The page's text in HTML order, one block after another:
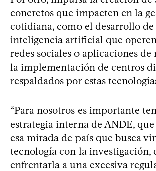
concretos que impacten en la
cotidiana, como el desarrollo de
inteligencia artificial que
redes sociales o aplicaciones de
la implementación de centros
respaldados por estas
“Para nosotros es importante
estrategia interna de ANDE,
esa mirada de país que busca
tecnología con la investigación,
enfrentarla a una excesiva